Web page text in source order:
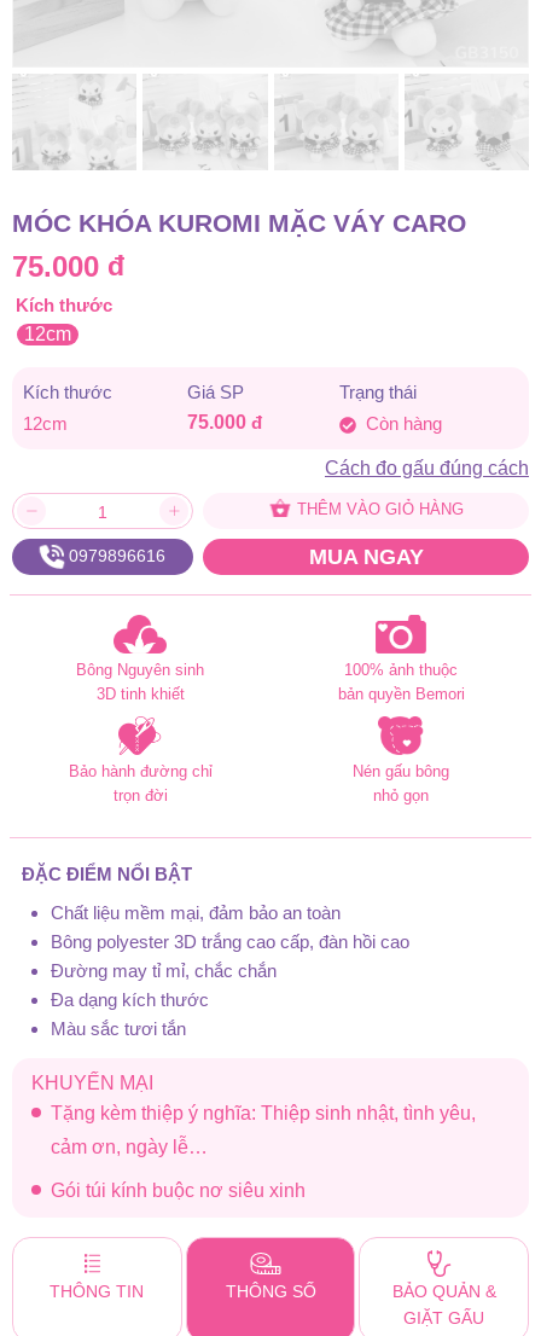
MÓC KHÓA KUROMI MẶC VÁY CARO
75.000 đ
Kích thước
12cm
Kích thước Giá SP
Trạng thái
12cm
75.000 đ Còn hàng
Cách đo gấu đúng cách
THÊM VÀO GIỎ HÀNG
0979896616 MUA NGAY
Bông Nguyên sinh
3D tinh khiết
100% ảnh thuộc
bản quyền Bemori
Bảo hành đường chỉ
trọn đời
Nén gấu bông
nhỏ gọn
ĐẶC ĐIỂM NỔI BẬT
Chất liệu mềm mại, đảm bảo an toàn
Bông polyester 3D trắng cao cấp, đàn hồi cao
Đường may tỉ mỉ, chắc chắn
Đa dạng kích thước
Màu sắc tươi tắn
KHUYẾN MẠI
Tặng kèm thiệp ý nghĩa: Thiệp sinh nhật, tình yêu,
cảm ơn, ngày lễ…
Gói túi kính buộc nơ siêu xinh
THÔNG TIN THÔNG SỐ
BẢO QUẢN &
GIẶT GẤU